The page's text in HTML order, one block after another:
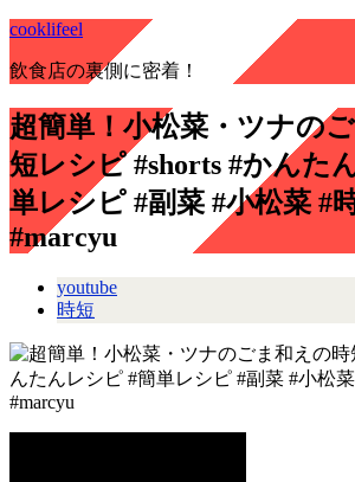
cooklifeel
飲食店の裏側に密着！
超簡単！小松菜・ツナの
短レシピ #shorts #かんた
単レシピ #副菜 #小松菜 #
#marcyu
youtube
時短